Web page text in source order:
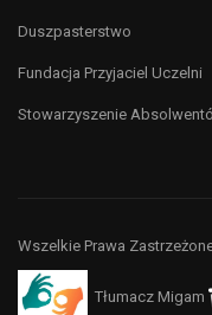
Duszpasterstwo
Fundacja Przyjaciel Uczelni
Stowarzyszenie
Wszelkie Prawa
Tłumacz Migam